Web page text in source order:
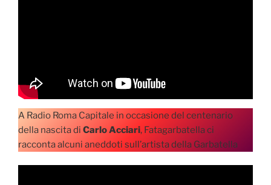
A Radio Roma Capitale in occasione del centenario
della nascita di Carlo Acciari, Fatagarbatella ci
racconta alcuni aneddoti sull’artista della Garbatella